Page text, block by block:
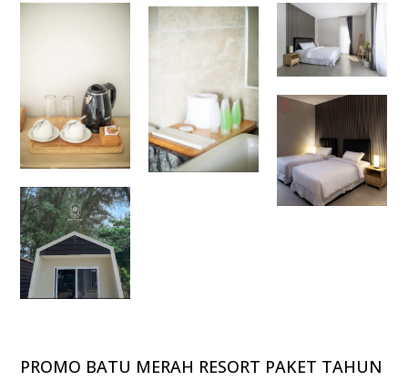
PROMO BATU MERAH RESORT PAKET TAHUN